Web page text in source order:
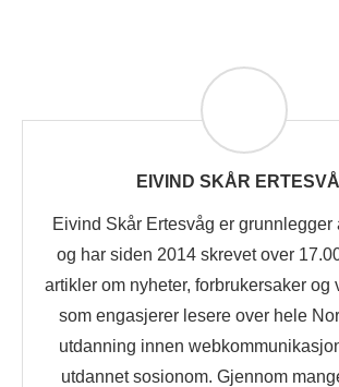
EIVIND SKÅR
Eivind Skår Ertesvåg er grunnlegger
og har siden 2014 skrevet over
artikler om nyheter, forbrukersaker og
som engasjerer lesere over hele
utdanning innen
utdannet sosionom. Gjennom